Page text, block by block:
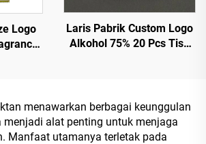
Logo
Laris Pabrik Custom Logo
Alkohol 75% 20 Pcs Tisu
menawarkan berbagai keunggulan
alat penting untuk menjaga
Manfaat utamanya terletak pada